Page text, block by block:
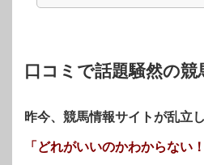
ま ウ
開
き
ま
口コミで話題騒然の競
昨今、競馬情報サイトが乱立し
「どれがいいのかわからない！